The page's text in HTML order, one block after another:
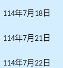
114年7月 18 日
114年7月 21 日
114年7月 22 日